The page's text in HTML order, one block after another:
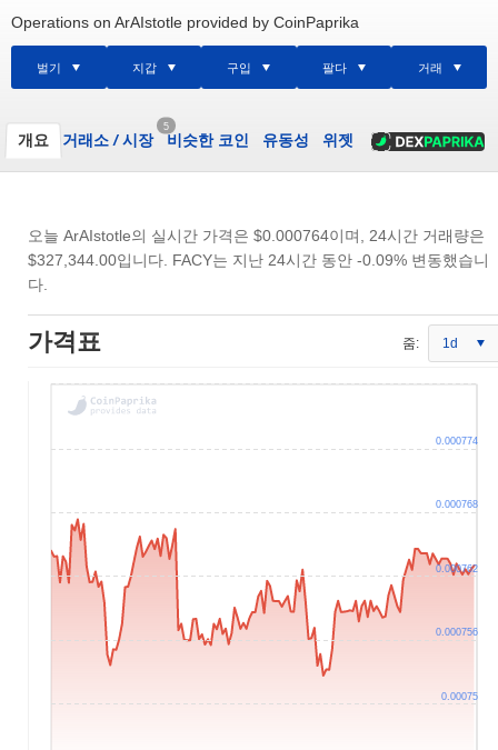
Operations on ArAIstotle provided by CoinPaprika
벌기 지갑 구입 팔다 거래
개요 거래소 /시장
5
비슷한 코인 유동성 위젯
오늘 ArAIstotle의 실시간 가격은 $0.000764이며, 24시간 거래량은
$327,344.00입니다. FACY는 지난 24시간 동안 -0.09% 변동했습니
다.
가격표 줌: 1d
0.00075
0.000756
0.000762
0.000768
0.000774